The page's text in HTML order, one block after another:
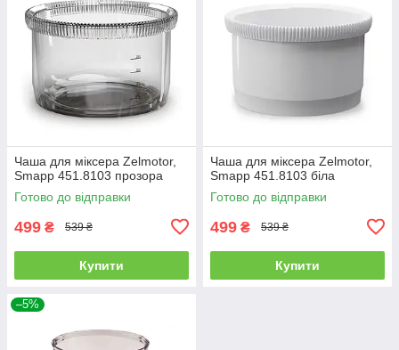
Чаша для міксера Zelmotor,
Smapp 451.8103 прозора
Готово до відправки
499 ₴ 539 ₴
Купити
Чаша для міксера Zelmotor,
Smapp 451.8103 біла
Готово до відправки
499 ₴ 539 ₴
Купити
–5%